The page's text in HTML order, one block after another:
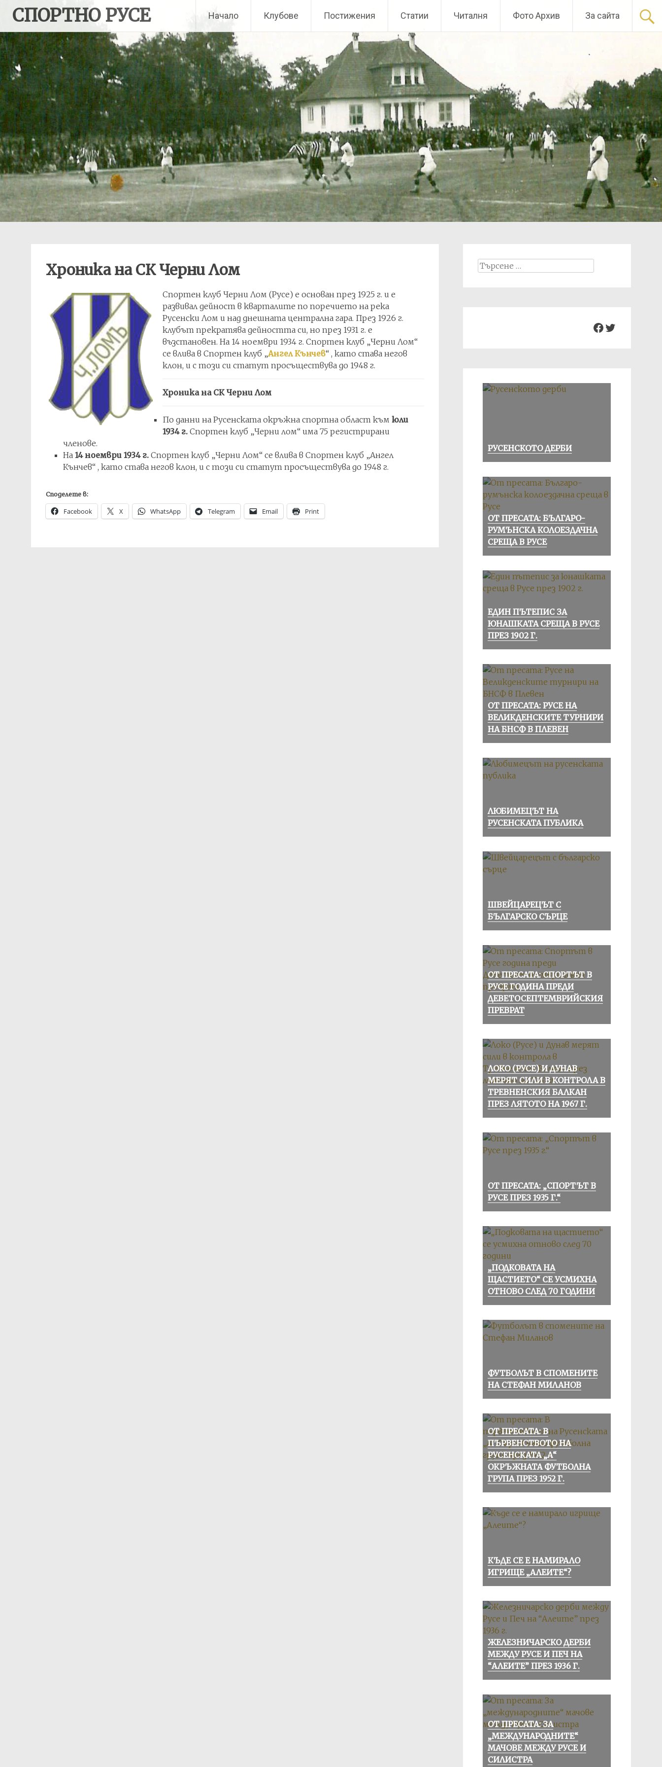
content
СПОРТНО РУСЕ Начало Клубове Постижения Статии Читалня Фото Архив За сайта
Хроника на СК Черни Лом
Спортен клуб Черни Лом (Русе) е основан през 1925 г. и е
развивал дейност в кварталите по поречието на река
Русенски Лом и над днешната централна гара. През 1926 г.
клубът прекратява дейността си, но през 1931 г. е
възстановен. На 14 ноември 1934 г. Спортен клуб „Черни Лом“
се влива в Спортен клуб „Ангел Кънчев“ , като става негов
клон, и с този си статут просъществува до 1948 г.
Хроника на СК Черни Лом
По данни на Русенската окръжна спортна област към юли
1934 г. Спортен клуб „Черни лом“ има 75 регистрирани
членове.
На 14 ноември 1934 г. Спортен клуб „Черни Лом“ се влива в Спортен клуб „Ангел
Кънчев“ , като става негов клон, и с този си статут просъществува до 1948 г.
Споделете в:
Facebook X WhatsApp Telegram Email Print
Search
Facebook
Twitter
РУСЕНСКОТО ДЕРБИ
ОТ ПРЕСАТА: БЪЛГАРО-
РУМЪНСКА КОЛОЕЗДАЧНА
СРЕЩА В РУСЕ
ЕДИН ПЪТЕПИС ЗА
ЮНАШКАТА СРЕЩА В РУСЕ
ПРЕЗ 1902 Г.
ОТ ПРЕСАТА: РУСЕ НА
ВЕЛИКДЕНСКИТЕ ТУРНИРИ
НА БНСФ В ПЛЕВЕН
ЛЮБИМЕЦЪТ НА
РУСЕНСКАТА ПУБЛИКА
ШВЕЙЦАРЕЦЪТ С
БЪЛГАРСКО СЪРЦЕ
ОТ ПРЕСАТА: СПОРТЪТ В
РУСЕ ГОДИНА ПРЕДИ
ДЕВЕТОСЕПТЕМВРИЙСКИЯ
ПРЕВРАТ
ЛОКО (РУСЕ) И ДУНАВ
МЕРЯТ СИЛИ В КОНТРОЛА В
ТРЕВНЕНСКИЯ БАЛКАН
ПРЕЗ ЛЯТОТО НА 1967 Г.
ОТ ПРЕСАТА: „СПОРТЪТ В
РУСЕ ПРЕЗ 1935 Г.“
„ПОДКОВАТА НА
ЩАСТИЕТО“ СЕ УСМИХНА
ОТНОВО СЛЕД 70 ГОДИНИ
ФУТБОЛЪТ В СПОМЕНИТЕ
НА СТЕФАН МИЛАНОВ
ОТ ПРЕСАТА: В
ПЪРВЕНСТВОТО НА
РУСЕНСКАТА „А“
ОКРЪЖНАТА ФУТБОЛНА
ГРУПА ПРЕЗ 1952 Г.
КЪДЕ СЕ Е НАМИРАЛО
ИГРИЩЕ „АЛЕИТЕ“?
ЖЕЛЕЗНИЧАРСКО ДЕРБИ
МЕЖДУ РУСЕ И ПЕЧ НА
“АЛЕИТЕ” ПРЕЗ 1936 Г.
ОТ ПРЕСАТА: ЗА
„МЕЖДУНАРОДНИТЕ“
МАЧОВЕ МЕЖДУ РУСЕ И
СИЛИСТРА